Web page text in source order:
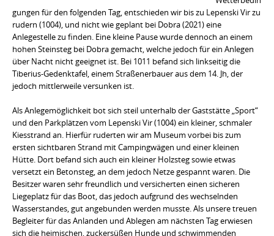
gungen für den folgenden Tag, entschieden wir bis zu Lepenski Vir zu
rudern (1004), und nicht wie geplant bei Dobra (2021) eine
Anlegestelle zu finden. Eine kleine Pause wurde dennoch an einem
hohen Steinsteg bei Dobra gemacht, welche jedoch für ein Anlegen
über Nacht nicht geeignet ist. Bei 1011 befand sich linkseitig die
Tiberius-Gedenktafel, einem Straßenerbauer aus dem 14. Jh, der
jedoch mittlerweile versunken ist.
Als Anlegemöglichkeit bot sich steil unterhalb der Gaststätte „Sport“
und den Parkplätzen vom Lepenski Vir (1004) ein kleiner, schmaler
Kiesstrand an. Hierfür ruderten wir am Museum vorbei bis zum
ersten sichtbaren Strand mit Campingwägen und einer kleinen
Hütte. Dort befand sich auch ein kleiner Holzsteg sowie etwas
versetzt ein Betonsteg, an dem jedoch Netze gespannt waren. Die
Besitzer waren sehr freundlich und versicherten einen sicheren
Liegeplatz für das Boot, das jedoch aufgrund des wechselnden
Wasserstandes, gut angebunden werden musste. Als unsere treuen
Begleiter für das Anlanden und Ablegen am nächsten Tag erwiesen
sich die heimischen, zuckersüßen Hunde und schwimmenden